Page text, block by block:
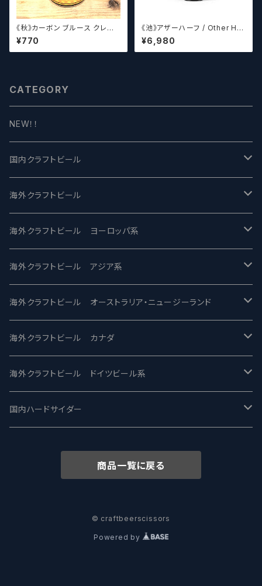
《秋》カーボン ブルース クレイ
ジーリッチルプリンズ Carbo
n Brews Crazy rich Lupulin
s【クラフトビール】
¥770
《池》アザーハーフ / Other Hal
f Brewing Triple Drupe【ク
ラフトビールシザーズ】
¥6,980
CATEGORY
NEW！！
国内クラフトビール
UCHU BREWING -うちゅうブルーイング
バテレ -VERTERE
2nd Story Ale Works -セカンドストーリー
ビアへるん - Beer Hearn
忽布古丹醸造 - HOP KOTAN
ワイマーケットブルーイング Y.Market Brewing
志賀高原ビール - SIGAKOGEN
箕面ビール - MINOH BEER
サンクトガーレン - Sankt Gallen
海外クラフトビール
Modern Times モダンタイムズ
Maui マウイ
Toppling Goliath トップリンゴライアス
Fair State フェアステイト
Lagunitas ラグニタス
FirestoneWalker ファイアストーン
Mikkeller ミッケラー
Hop Nation ホップネーション
海外クラフトビール ヨーロッパ系
UnBarred -アンバード
SAIREN /サイレン
ワイルドチャイルド - Wilde Child
BrewDog Brewery - ブリュードッグ
The Flying Inn / ザ フライイング イン
Lambiek Fabriek - ファブリーク
海外クラフトビール アジア系
gweilo-鬼佬 グウァイロ
Heart Of Darkness - ハートオブダークネス
Carbon brews -カーボン
TAIHU - タイフー
Behemoth - ベヒーモス
海外クラフトビール オーストラリア・ニュージーランド
ROCKY RIDGE - ロッキーリッジ
BODRIGGY BREWING ボッドリッジー
CO-CONSPIRATORS コ・コンスピレーターズ
Deep Creek Brewing Co.
8 Wired エイトワイアード
海外クラフトビール カナダ
Jackie O's ジャッキーオーズ
Westbrook ウェストブルック
Strathcona ストラスコナ
ODIN BREWING オディン
海外クラフトビール ドイツビール系
Karmeliten カーメリテン
Früh フリュー
国内ハードサイダー
商品一覧に戻る
© craftbeerscissors
Powered by